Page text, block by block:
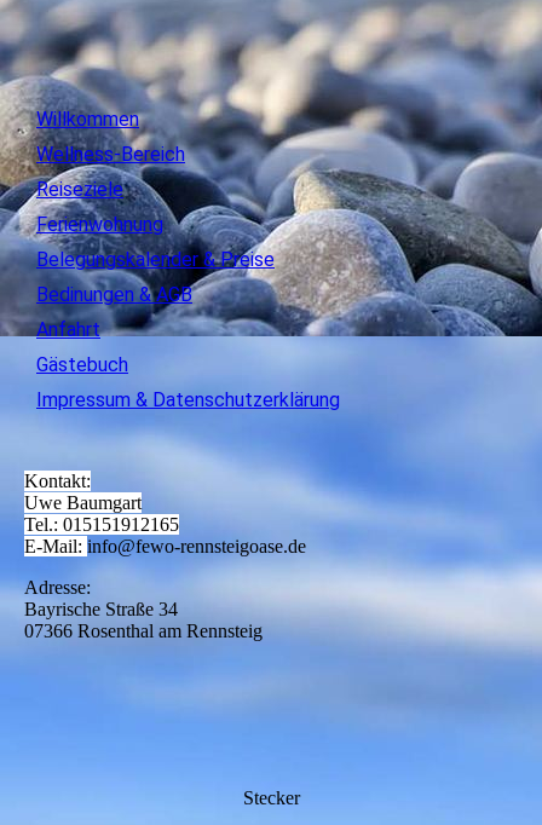
Willkommen
Wellness-Bereich
Reiseziele
Ferienwohnung
Belegungskalender & Preise
Bedinungen & AGB
Anfahrt
Gästebuch
Impressum & Datenschutzerklärung
Kontakt:
Uwe Baumgart
Tel.: 015151912165
E-Mail: info@fewo-rennsteigoase.de
Adresse:
Bayrische Straße 34
07366 Rosenthal am Rennsteig
Stecker